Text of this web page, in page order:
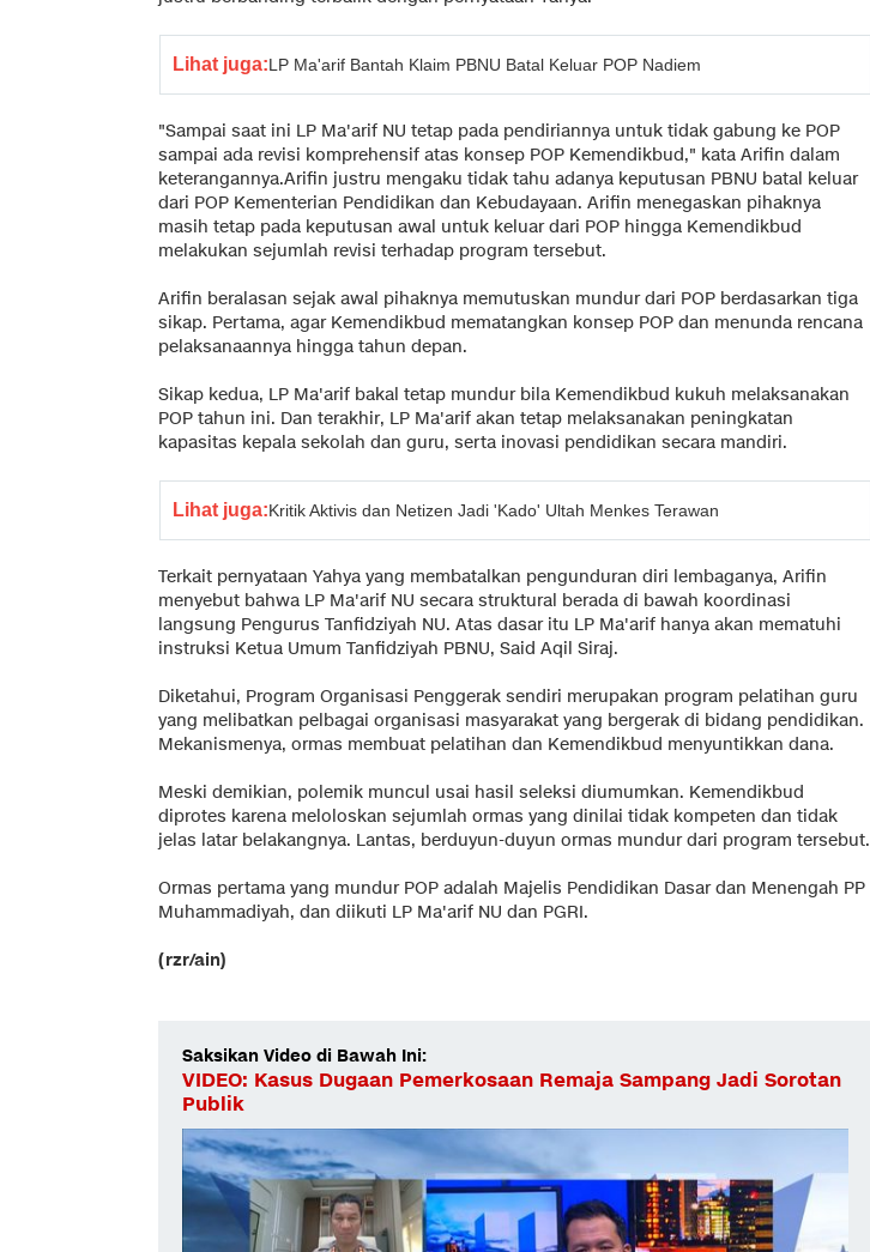
Lihat juga:LP Ma'arif Bantah Klaim PBNU Batal Keluar POP Nadiem
"Sampai saat ini LP Ma'arif NU tetap pada pendiriannya untuk tidak gabung ke POP
sampai ada revisi komprehensif atas konsep POP Kemendikbud," kata Arifin dalam
keterangannya.Arifin justru mengaku tidak tahu adanya keputusan PBNU batal keluar
dari POP Kementerian Pendidikan dan Kebudayaan. Arifin menegaskan pihaknya
masih tetap pada keputusan awal untuk keluar dari POP hingga Kemendikbud
melakukan sejumlah revisi terhadap program tersebut.
Arifin beralasan sejak awal pihaknya memutuskan mundur dari POP berdasarkan tiga
sikap. Pertama, agar Kemendikbud mematangkan konsep POP dan menunda rencana
pelaksanaannya hingga tahun depan.
Sikap kedua, LP Ma'arif bakal tetap mundur bila Kemendikbud kukuh melaksanakan
POP tahun ini. Dan terakhir, LP Ma'arif akan tetap melaksanakan peningkatan
kapasitas kepala sekolah dan guru, serta inovasi pendidikan secara mandiri.
Lihat juga:Kritik Aktivis dan Netizen Jadi 'Kado' Ultah Menkes Terawan
Terkait pernyataan Yahya yang membatalkan pengunduran diri lembaganya, Arifin
menyebut bahwa LP Ma'arif NU secara struktural berada di bawah koordinasi
langsung Pengurus Tanfidziyah NU. Atas dasar itu LP Ma'arif hanya akan mematuhi
instruksi Ketua Umum Tanfidziyah PBNU, Said Aqil Siraj.
Diketahui, Program Organisasi Penggerak sendiri merupakan program pelatihan guru
yang melibatkan pelbagai organisasi masyarakat yang bergerak di bidang pendidikan.
Mekanismenya, ormas membuat pelatihan dan Kemendikbud menyuntikkan dana.
Meski demikian, polemik muncul usai hasil seleksi diumumkan. Kemendikbud
diprotes karena meloloskan sejumlah ormas yang dinilai tidak kompeten dan tidak
jelas latar belakangnya. Lantas, berduyun-duyun ormas mundur dari program tersebut.
Ormas pertama yang mundur POP adalah Majelis Pendidikan Dasar dan Menengah PP
Muhammadiyah, dan diikuti LP Ma'arif NU dan PGRI.
(rzr/ain)
Saksikan Video di Bawah Ini:
VIDEO: Kasus Dugaan Pemerkosaan Remaja Sampang Jadi Sorotan
Publik